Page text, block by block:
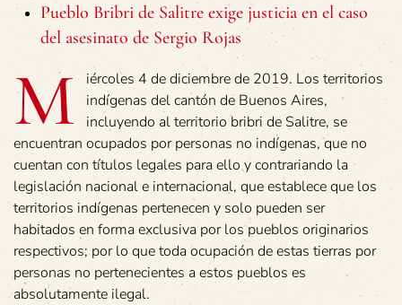
Pueblo Bribri de Salitre exige justicia en el caso
del asesinato de Sergio Rojas
M
iércoles 4 de diciembre de 2019. Los territorios
indígenas del cantón de Buenos Aires,
incluyendo al territorio bribri de Salitre, se
encuentran ocupados por personas no indígenas, que no
cuentan con títulos legales para ello y contrariando la
legislación nacional e internacional, que establece que los
territorios indígenas pertenecen y solo pueden ser
habitados en forma exclusiva por los pueblos originarios
respectivos; por lo que toda ocupación de estas tierras por
personas no pertenecientes a estos pueblos es
absolutamente ilegal.